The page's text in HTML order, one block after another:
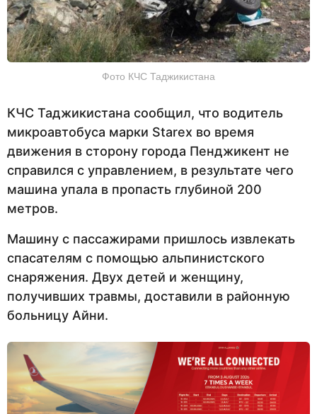
Фото КЧС Таджикистана
КЧС Таджикистана сообщил, что водитель
микроавтобуса марки Starex во время
движения в сторону города Пенджикент не
справился с управлением, в результате чего
машина упала в пропасть глубиной 200
метров.
Машину с пассажирами пришлось извлекать
спасателям с помощью альпинистского
снаряжения. Двух детей и женщину,
получивших травмы, доставили в районную
больницу Айни.